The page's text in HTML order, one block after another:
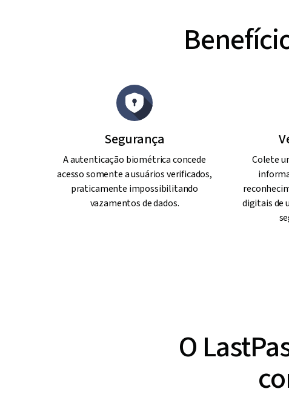
Segurança
A autenticação biométrica concede
acesso somente a usuários verificados,
praticamente impossibilitando
vazamentos de dados.
Colete
digitais de
O